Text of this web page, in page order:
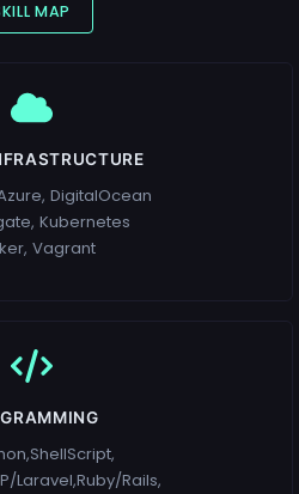
MAP
DigitalOcean
Kubernetes
Vagrant
Laravel,Ruby/Rails,